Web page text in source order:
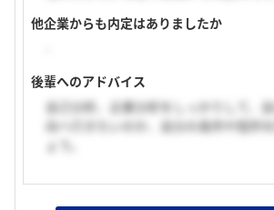
他企業からも内定はありましたか
後輩へのアドバイス
自己分析、企業分析をしっかりして、
向へ行きたいのか、自分の長所や短所
ょう。